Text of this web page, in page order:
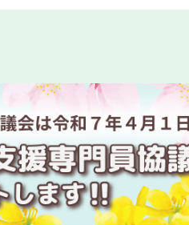
コースの皆様へ
変更について
講決定通知発送について